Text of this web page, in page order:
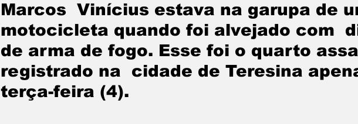
Marcos  Vinícius estava na garupa de
motocicleta quando foi alvejado com
de arma de fogo. Esse foi o quarto
registrado na  cidade de Teresina
terça-feira (4).